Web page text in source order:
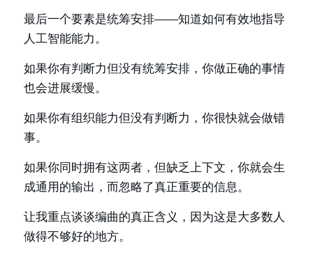
最后一个要素是统筹安排——知道如何有效地指导
人工智能能力。
如果你有判断力但没有统筹安排，你做正确的事情
也会进展缓慢。
如果你有组织能力但没有判断力，你很快就会做错
事。
如果你同时拥有这两者，但缺乏上下文，你就会生
成通用的输出，而忽略了真正重要的信息。
让我重点谈谈编曲的真正含义，因为这是大多数人
做得不够好的地方。